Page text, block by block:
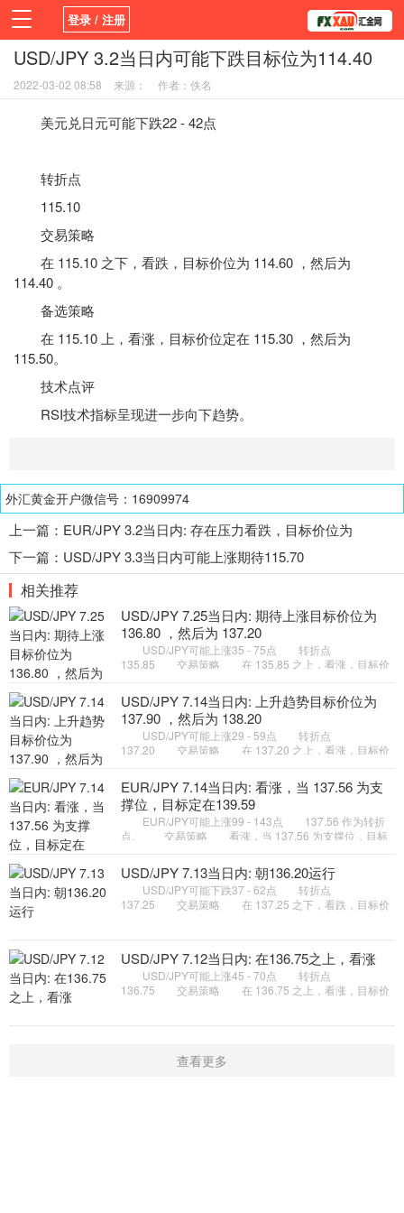
登录 / 注册
首页 新闻 观点 货币
学院
平台
指标EA 书籍
USD/JPY 3.2当日内可能下跌目标位为114.40
2022-03-02 08:58 来源： 作者：佚名
美元兑日元可能下跌22 - 42点
转折点
115.10
交易策略
在 115.10 之下，看跌，目标价位为 114.60 ，然后为
114.40 。
备选策略
在 115.10 上，看涨，目标价位定在 115.30 ，然后为
115.50。
技术点评
RSI技术指标呈现进一步向下趋势。
外汇黄金开户微信号：16909974
上一篇： EUR/JPY 3.2当日内: 存在压力看跌，目标价位为
127.30 ，然后为 127.00
下一篇： USD/JPY 3.3当日内可能上涨期待115.70
相关推荐
USD/JPY 7.25当日内: 期待上涨目标价位为
136.80 ，然后为 137.20
USD/JPY可能上涨35 - 75点 转折点
135.85 交易策略 在 135.85 之上，看涨，目标价
135.85 下，看空，目标价位定在
USD/JPY 7.14当日内: 上升趋势目标价位为
137.90 ，然后为 138.20
USD/JPY可能上涨29 - 59点 转折点
137.20 交易策略 在 137.20 之上，看涨，目标价
137.20 下，看空，目标价位定在
EUR/JPY 7.14当日内: 看涨，当 137.56 为支
撑位，目标定在139.59
EUR/JPY可能上涨99 - 143点 137.56 作为转折
点。 交易策略 看涨，当 137.56 为支撑位，目标
EUR/JPY 目标方向定在 136
USD/JPY 7.13当日内: 朝136.20运行
USD/JPY可能下跌37 - 62点 转折点
137.25 交易策略 在 137.25 之下，看跌，目标价
USD/JPY 7.12当日内: 在136.75之上，看涨
USD/JPY可能上涨45 - 70点 转折点
136.75 交易策略 在 136.75 之上，看涨，目标价
查看更多